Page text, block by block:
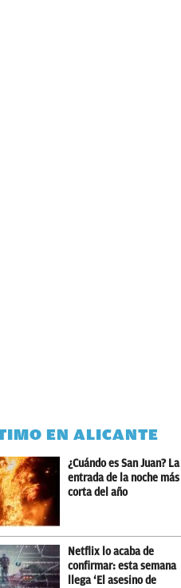
EN ALICANTE
¿Cuándo es San Juan? La
entrada de la noche más
corta del año
Netflix lo acaba de
confirmar: esta semana
llega ‘El asesino de